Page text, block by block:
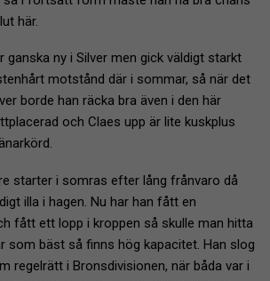
här.
ganska ny i Silver men gick väldigt starkt
motstånd där i sommar, så när det
borde han räcka bra även i den här
och Claes upp är lite kuskplus
starter i somras efter lång frånvaro då
illa i hagen. Nu har han fått en
fått ett lopp i kroppen så skulle man hitta
som bäst så finns hög kapacitet. Han slog
regelrätt i Bronsdivisionen, när båda var i